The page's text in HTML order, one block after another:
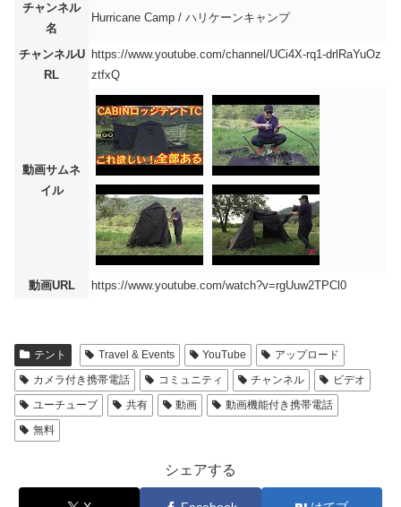
チャンネル
名
Hurricane Camp / ハリケーンキャンプ
チャンネルU
RL
https://www.youtube.com/channel/UCi4X-rq1-drlRaYuOz
ztfxQ
動画サムネ
イル
動画URL https://www.youtube.com/watch?v=rgUuw2TPCl0
テント Travel & Events YouTube
アップロード
カメラ付き携帯電話
コミュニティ チャンネル
ビデオ
ユーチューブ
共有 動画
動画機能付き携帯電話
無料
シェアする